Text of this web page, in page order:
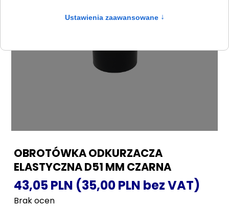
OBROTÓWKA ODKURZACZA
ELASTYCZNA D51 MM CZARNA
43,05 PLN (35,00 PLN bez VAT)
Brak ocen